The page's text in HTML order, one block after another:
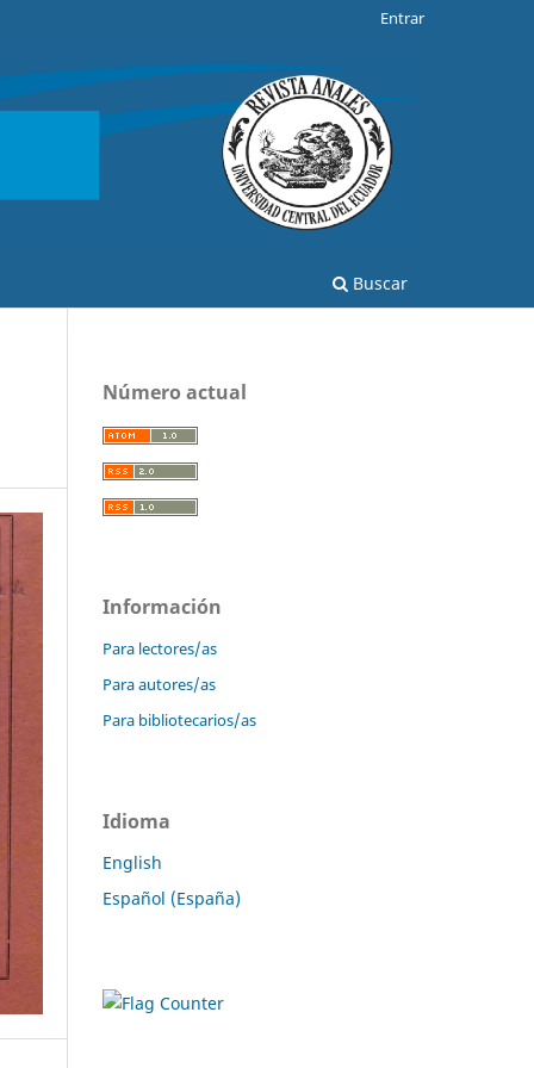
Buscar
Entrar
Número actual
Información
Para lectores/as
Para autores/as
Para bibliotecarios/as
Idioma
English
Español (España)